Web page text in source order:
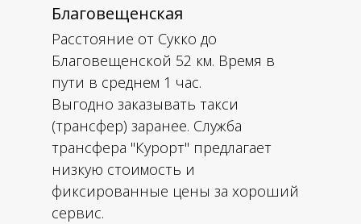
Благовещенская
Расстояние от Сукко до
Благовещенской 52 км. Время в
пути в среднем 1 час.
Выгодно заказывать такси
(трансфер) заранее. Служба
трансфера "Курорт" предлагает
низкую стоимость и
фиксированные цены за хороший
сервис.